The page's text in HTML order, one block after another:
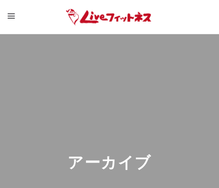
アーカイブ